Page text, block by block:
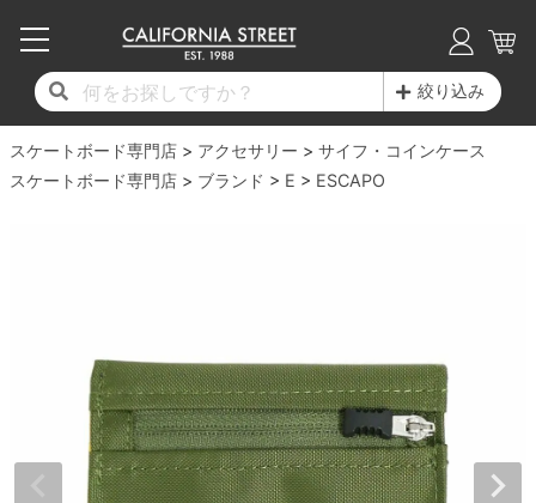
絞り込み
スケートボード専門店 アクセサリー
サイフ・コインケース
スケートボード専門店
ブランド E ESCAPO
17時までのご注文は当日発送！
11,000円以上で送料無料！
毎月1日はポイント5倍！10日と20日は3倍！
17時までのご注文は当日発送！
11,000円以上で送料無料！
毎月1日はポイント5倍！10日と20日は3倍！
子供用デッキ
7.0inch以下
7.7inch
17時までのご注文は当日発送！
11,000円以上で送料無料！
毎月1日はポイント5倍！10日と20日は3倍！
7.0inch以下
7.2inch
7.8inch
ウィール
17時までのご注文は当日発送！
11,000円以上で送料無料！
毎月1日はポイント5倍！10日と20日は3倍！
50mm
51mm
56mm
スピットファイヤー F4（フォーミュラフォ
ボーンズ XF（エックスフォーミュラ）
ベアリング
17時までのご注文は当日発送！
11,000円以上で送料無料！
毎月1日はポイント5倍！10日と20日は3倍！
20cm
21cm
23.5cm
24cm
サンダル
インソール
17時までのご注文は当日発送！
11,000円以上で送料無料！
毎月1日はポイント5倍！10日と20日は3倍！
パーカー
トレーナー・セーター
17時までのご注文は当日発送！
11,000円以上で送料無料！
毎月1日はポイント5倍！10日と20日は3倍！
17時までのご注文は当日発送！
11,000円以上で送料無料！
毎月1日はポイント5倍！10日と20日は3倍！
スタッフおすすめアイテム
ブランド紹介
17時までのご注文は当日発送！
11,000円以上で送料無料！
毎月1日はポイント5倍！10日と20日は3倍！
カリフォルニアストリートの歴史
求人情報